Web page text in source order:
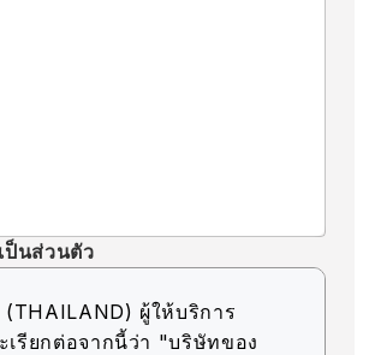
ป็นส่วนตัว
(THAILAND) ผู้ให้บริการ
เรียกต่อจากนี้ว่า "บริษัทของ